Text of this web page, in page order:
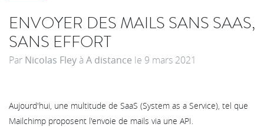
ENVOYER DES MAILS SANS SAAS,
SANS EFFORT
Par Nicolas Fley à A distance le 9 mars 2021
Aujourd'hui, une multitude de SaaS (System as a Service), tel que
Mailchimp proposent l'envoie de mails via une API.